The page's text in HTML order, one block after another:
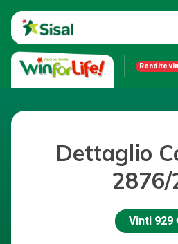
Rendite
Dettaglio
2876/
Vinti 929